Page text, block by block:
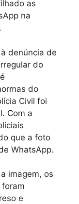
as
na
denúncia de
do
do
Civil foi
Com a
que a foto
WhatsApp.
imagem, os
e